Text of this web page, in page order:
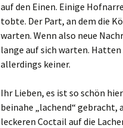
auf den Einen. Einige
tobte. Der Part, an dem die
warten. Wenn also neue
lange auf sich warten.
allerdings keiner.
Ihr Lieben, es ist so schön
beinahe „lachend“ gebracht,
leckeren Coctail auf die